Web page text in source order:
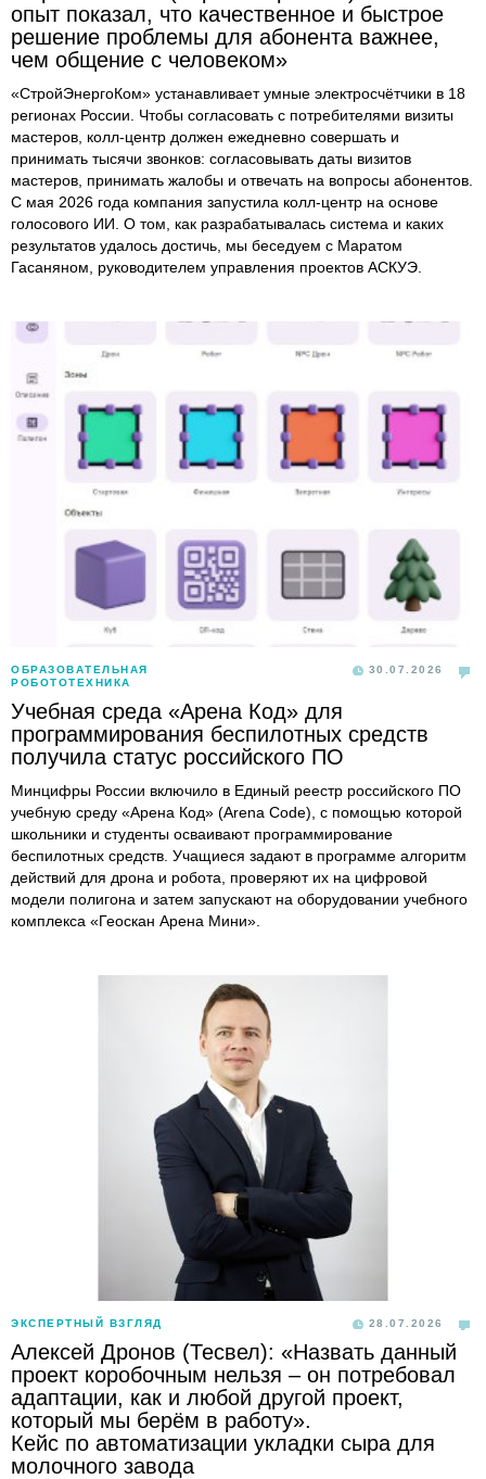
опыт показал, что качественное и быстрое
решение проблемы для абонента важнее,
чем общение с человеком»
«СтройЭнергоКом» устанавливает умные электросчётчики в 18
регионах России. Чтобы согласовать с потребителями визиты
мастеров, колл-центр должен ежедневно совершать и
принимать тысячи звонков: согласовывать даты визитов
мастеров, принимать жалобы и отвечать на вопросы абонентов.
С мая 2026 года компания запустила колл-центр на основе
голосового ИИ. О том, как разрабатывалась система и каких
результатов удалось достичь, мы беседуем с Маратом
Гасаняном, руководителем управления проектов АСКУЭ.
ОБРАЗОВАТЕЛЬНАЯ
РОБОТОТЕХНИКА
30.07.2026
Учебная среда «Арена Код» для
программирования беспилотных средств
получила статус российского ПО
Минцифры России включило в Единый реестр российского ПО
учебную среду «Арена Код» (Arena Code), с помощью которой
школьники и студенты осваивают программирование
беспилотных средств. Учащиеся задают в программе алгоритм
действий для дрона и робота, проверяют их на цифровой
модели полигона и затем запускают на оборудовании учебного
комплекса «Геоскан Арена Мини».
ЭКСПЕРТНЫЙ ВЗГЛЯД 28.07.2026
Алексей Дронов (Тесвел): «Назвать данный
проект коробочным нельзя – он потребовал
адаптации, как и любой другой проект,
который мы берём в работу».
Кейс по автоматизации укладки сыра для
молочного завода